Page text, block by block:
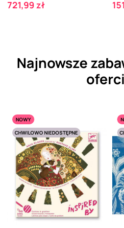
Cena
721,99 zł
Najnowsze
NOWY
CHWILOWO NIEDOSTĘPNE